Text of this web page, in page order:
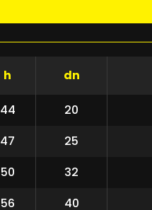
dn
h
20
44
25
47
32
50
40
56